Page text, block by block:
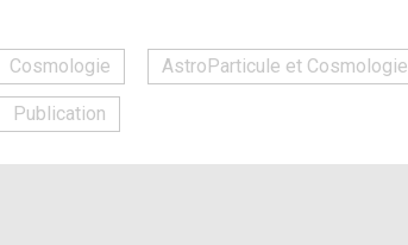
Cosmologie AstroParticule et Cosmologie
Publication